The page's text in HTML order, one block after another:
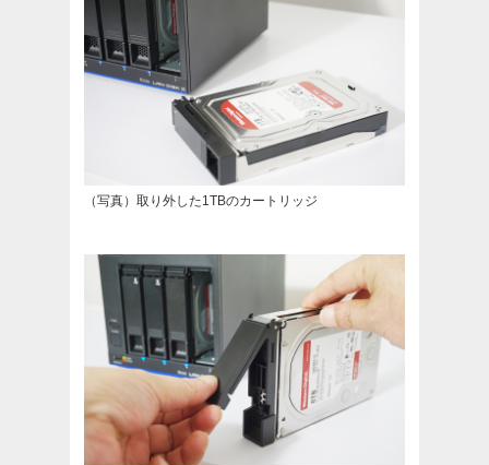
（写真）取り外した1TBのカートリッジ